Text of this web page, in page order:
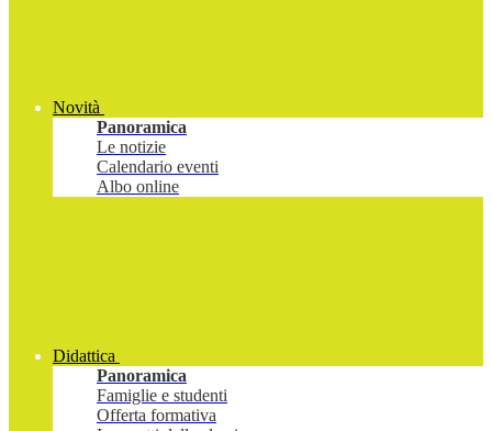
Novità
Panoramica
Le notizie
Calendario eventi
Albo online
Didattica
Panoramica
Famiglie e studenti
Offerta formativa